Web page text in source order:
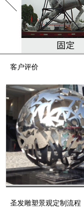
客户评价
圣发雕塑景观定制流程